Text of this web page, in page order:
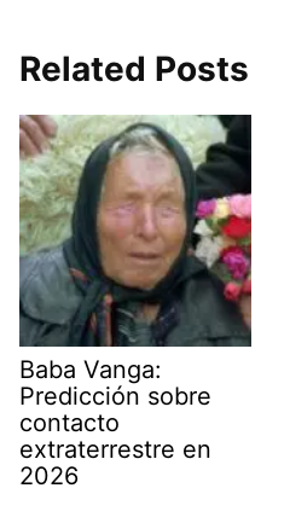
Related Posts
Baba Vanga:
Predicción sobre
contacto
extraterrestre en
2026